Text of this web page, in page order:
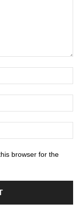
browser for the